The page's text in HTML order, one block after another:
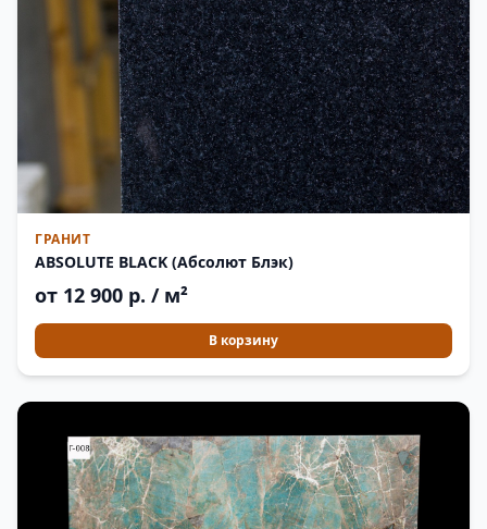
ГРАНИТ
ABSOLUTE BLACK (Абсолют Блэк)
от 12 900 р. / м²
В корзину